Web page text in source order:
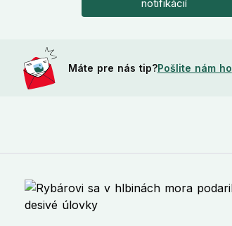
notifikácií
Máte pre nás tip?Pošlite nám ho